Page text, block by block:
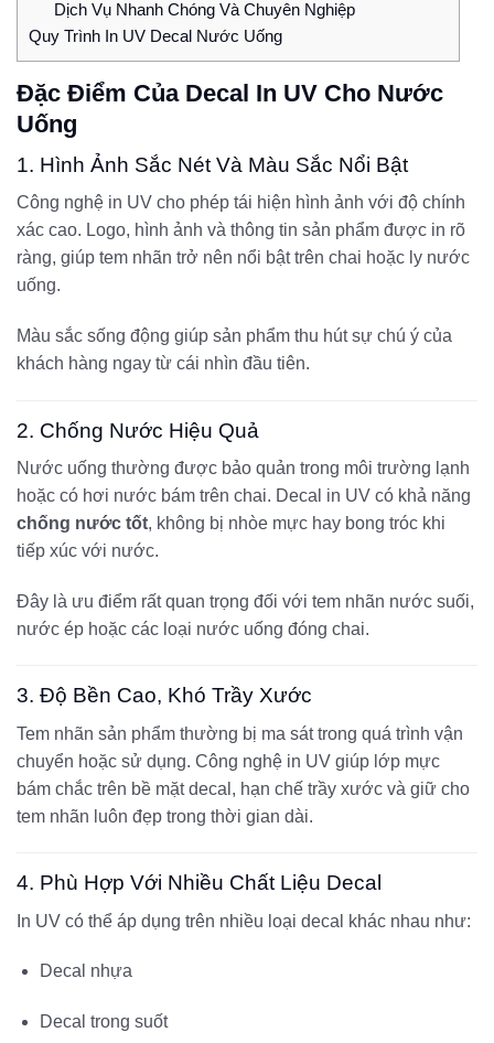
Dịch Vụ Nhanh Chóng Và Chuyên Nghiệp
Quy Trình In UV Decal Nước Uống
Đặc Điểm Của Decal In UV Cho Nước
Uống
1. Hình Ảnh Sắc Nét Và Màu Sắc Nổi Bật
Công nghệ in UV cho phép tái hiện hình ảnh với độ chính
xác cao. Logo, hình ảnh và thông tin sản phẩm được in rõ
ràng, giúp tem nhãn trở nên nổi bật trên chai hoặc ly nước
uống.
Màu sắc sống động giúp sản phẩm thu hút sự chú ý của
khách hàng ngay từ cái nhìn đầu tiên.
2. Chống Nước Hiệu Quả
Nước uống thường được bảo quản trong môi trường lạnh
hoặc có hơi nước bám trên chai. Decal in UV có khả năng
chống nước tốt, không bị nhòe mực hay bong tróc khi
tiếp xúc với nước.
Đây là ưu điểm rất quan trọng đối với tem nhãn nước suối,
nước ép hoặc các loại nước uống đóng chai.
3. Độ Bền Cao, Khó Trầy Xước
Tem nhãn sản phẩm thường bị ma sát trong quá trình vận
chuyển hoặc sử dụng. Công nghệ in UV giúp lớp mực
bám chắc trên bề mặt decal, hạn chế trầy xước và giữ cho
tem nhãn luôn đẹp trong thời gian dài.
4. Phù Hợp Với Nhiều Chất Liệu Decal
In UV có thể áp dụng trên nhiều loại decal khác nhau như:
Decal nhựa
Decal trong suốt